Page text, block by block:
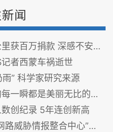
闻
百万捐款 深感不安搬家
者西蒙车祸逝世
” 科学家研究来源
瞬都是美丽无比的画作
创纪录 5年连创新高
胁情报整合中心”（图）